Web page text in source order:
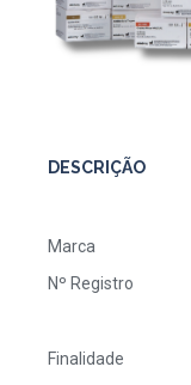
DESCRIÇÃO
Marca
Nº Registro
Finalidade